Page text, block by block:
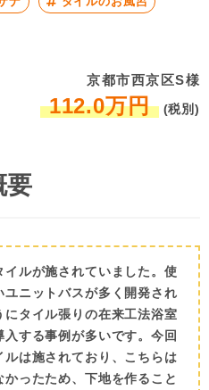
京都市西京区S様
112.0万円 (税別)
要
ルが施されていました。使
ニットバスが多く開発され
タイル張りの在来工法浴室
する事例が多いです。今回
は施されており、こちらは
ったため、下地を作ること